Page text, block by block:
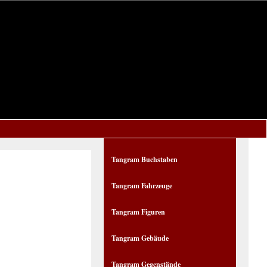
Tangram Buchstaben
Tangram Fahrzeuge
Tangram Figuren
Tangram Gebäude
Tangram Gegenstände